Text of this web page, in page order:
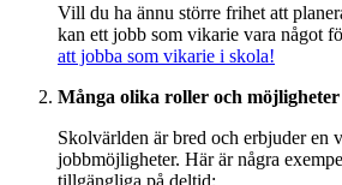
Vill du ha ännu större frihet att
kan ett jobb som vikarie vara något
att jobba som vikarie i skola!
Många olika roller och möjligheter
Skolvärlden är bred och erbjuder en
jobbmöjligheter. Här är några
tillgängliga på deltid: